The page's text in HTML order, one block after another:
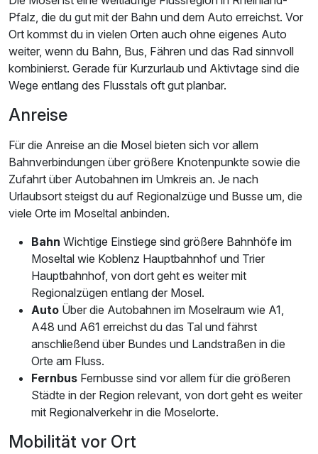
Pfalz, die du gut mit der Bahn und dem Auto erreichst. Vor
Ort kommst du in vielen Orten auch ohne eigenes Auto
weiter, wenn du Bahn, Bus, Fähren und das Rad sinnvoll
kombinierst. Gerade für Kurzurlaub und Aktivtage sind die
Wege entlang des Flusstals oft gut planbar.
Anreise
Für die Anreise an die Mosel bieten sich vor allem
Bahnverbindungen über größere Knotenpunkte sowie die
Zufahrt über Autobahnen im Umkreis an. Je nach
Urlaubsort steigst du auf Regionalzüge und Busse um, die
viele Orte im Moseltal anbinden.
Bahn Wichtige Einstiege sind größere Bahnhöfe im
Moseltal wie Koblenz Hauptbahnhof und Trier
Hauptbahnhof, von dort geht es weiter mit
Regionalzügen entlang der Mosel.
Auto Über die Autobahnen im Moselraum wie A1,
A48 und A61 erreichst du das Tal und fährst
anschließend über Bundes und Landstraßen in die
Orte am Fluss.
Fernbus Fernbusse sind vor allem für die größeren
Städte in der Region relevant, von dort geht es weiter
mit Regionalverkehr in die Moselorte.
Mobilität vor Ort